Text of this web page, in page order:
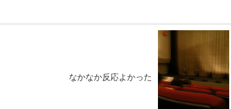
なかなか反応よかった